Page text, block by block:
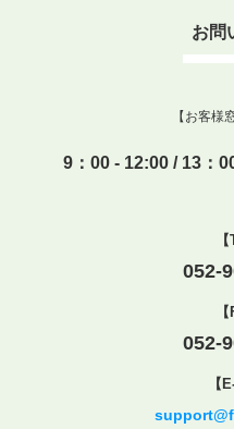
お問
【お客様
9：00 - 12:00 / 13：
052-
052-
【